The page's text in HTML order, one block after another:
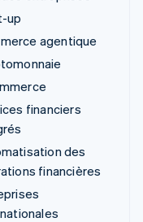
up
agentique
financiers
des
financières